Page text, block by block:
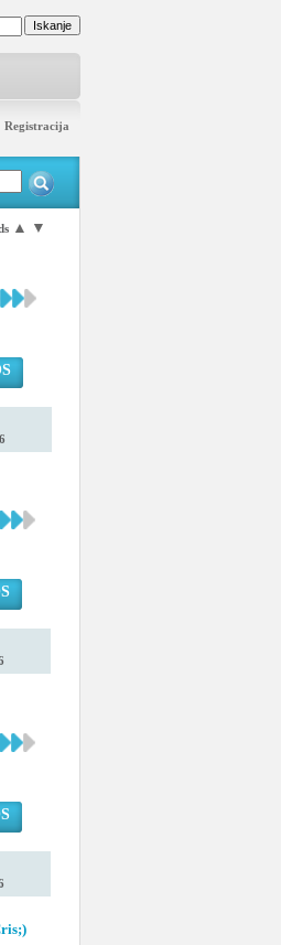
Registracija
▲ ▼